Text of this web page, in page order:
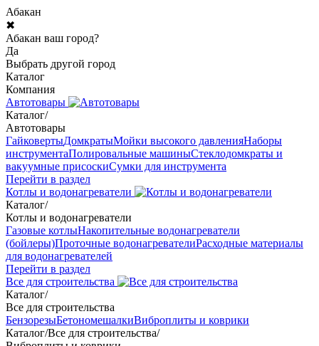
Абакан
✖
Абакан ваш город?
Да
Выбрать другой город
Каталог
Компания
Автотовары
Каталог/
Автотовары
ГайковертыДомкратыМойки высокого давленияНаборы
инструментаПолировальные машиныСтеклодомкраты и
вакуумные присоскиСумки для инструмента
Перейти в раздел
Котлы и водонагреватели
Каталог/
Котлы и водонагреватели
Газовые котлыНакопительные водонагреватели
(бойлеры)Проточные водонагревателиРасходные материалы
для водонагревателей
Перейти в раздел
Все для строительства
Каталог/
Все для строительства
БензорезыБетономешалкиВиброплиты и коврики
Каталог/Все для строительства/